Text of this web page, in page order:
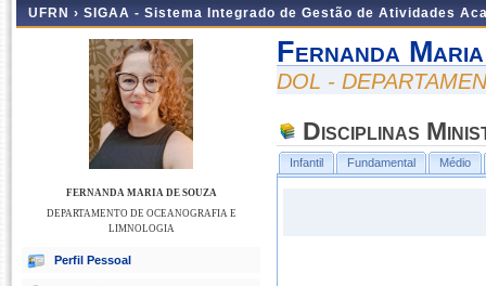
UFRN › SIGAA - Sistema Integrado de Gestão de Atividades
FERNANDA MARIA DE SOUZA
DEPARTAMENTO DE OCEANOGRAFIA E
LIMNOLOGIA
Perfil Pessoal
Fernanda
DOL -
Disciplinas
Infantil Fundamental Médio